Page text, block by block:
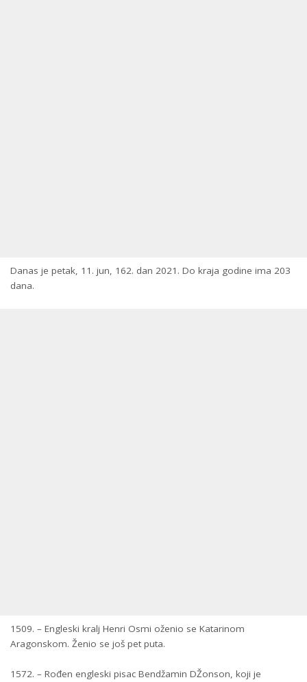
Danas je petak, 11. jun, 162. dan 2021. Do kraja godine ima 203
dana.
1509. – Engleski kralj Henri Osmi oženio se Katarinom
Aragonskom. Ženio se još pet puta.
1572. – Rođen engleski pisac Bendžamin DŽonson, koji je